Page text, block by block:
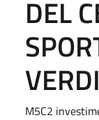
DEL
M5C2